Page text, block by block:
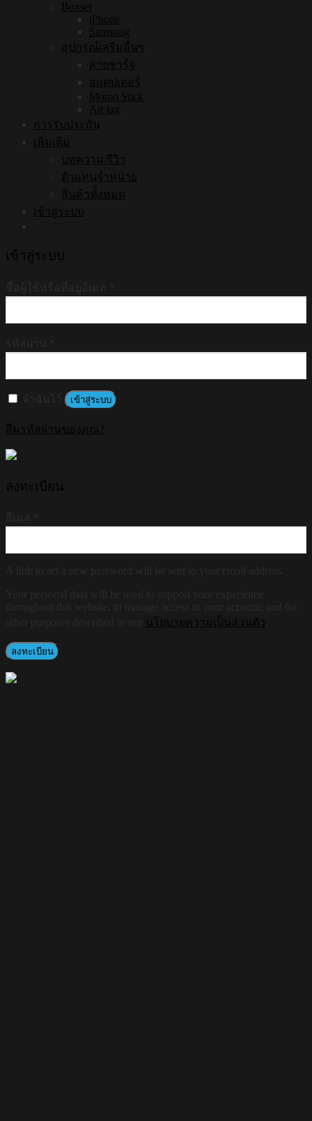
Boxset
iPhone
Samsung
อุปกรณ์เสริมอื่นๆ
สายชาร์จ
อแดปเตอร์
Momo Stick
Air tag
การรับประกัน
เพิ่มเติม
บทความ/รีวิว
ตัวแทนจำหน่าย
สินค้าทั้งหมด
เข้าสู่ระบบ
เข้าสู่ระบบ
เข้าสู่ระบบ
ลืมรหัสผ่านของคุณ?
ลงทะเบียน
นโยบายความเป็นส่วนตัว
ลงทะเบียน